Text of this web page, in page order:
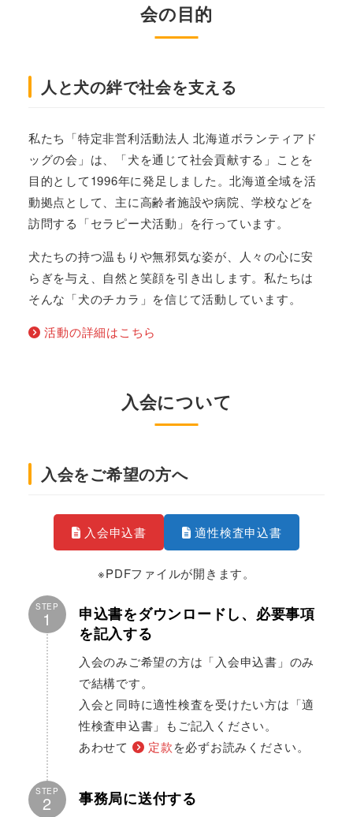
会の目的
人と犬の絆で社会を支える
私たち「特定非営利活動法人 北海道ボランティアド
ッグの会」は、「犬を通じて社会貢献する」ことを
目的として1996年に発足しました。北海道全域を活
動拠点として、主に高齢者施設や病院、学校などを
訪問する「セラピー犬活動」を行っています。
犬たちの持つ温もりや無邪気な姿が、人々の心に安
らぎを与え、自然と笑顔を引き出します。私たちは
そんな「犬のチカラ」を信じて活動しています。
活動の詳細はこちら
入会について
入会をご希望の方へ
入会申込書 適性検査申込書
※PDFファイルが開きます。
STEP
1
申込書をダウンロードし、必要事項
を記入する
入会のみご希望の方は「入会申込書」のみ
で結構です。
入会と同時に適性検査を受けたい方は「適
性検査申込書」もご記入ください。
あわせて
定款を必ずお読みください。
STEP
2 事務局に送付する